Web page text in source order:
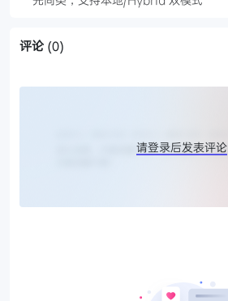
评论 (0)
请登录后发表评论